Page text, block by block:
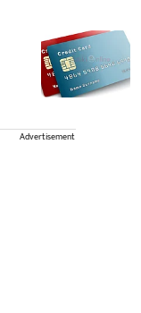
Advertisement